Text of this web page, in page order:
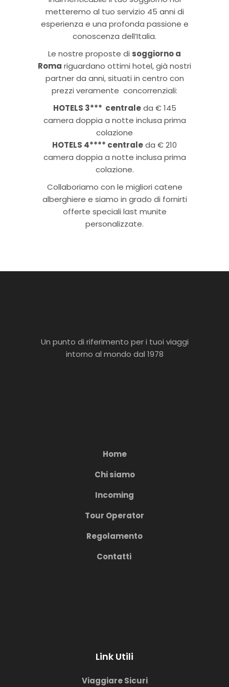
metteremo al tuo servizio 45 anni di
esperienza e una profonda passione e
conoscenza dell’Italia.
Le nostre proposte di soggiorno a
Roma riguardano ottimi hotel, già nostri
partner da anni, situati in centro con
prezzi veramente concorrenziali:
HOTELS 3*** centraleda € 145
camera doppia a notte inclusa prima
colazione
HOTELS 4**** centraleda € 210
camera doppia a notte inclusa prima
colazione.
Collaboriamo con le migliori catene
alberghiere e siamo in grado di fornirti
offerte speciali last munite
personalizzate.
Un punto di riferimento per i tuoi viaggi
intorno al mondo dal 1978
Home
Chi siamo
Incoming
Tour Operator
Regolamento
Contatti
Link Utili
Viaggiare Sicuri